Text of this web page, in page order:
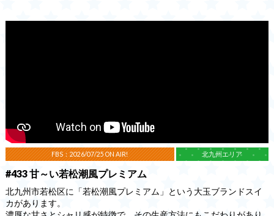
FBS：2026/07/25 ON AIR! 北九州エリア
#433 甘～い若松潮風プレミアム
北九州市若松区に「若松潮風プレミアム」という大玉ブランドスイ
カがあります。